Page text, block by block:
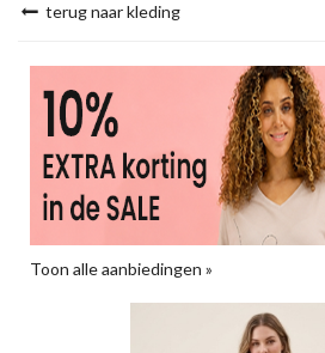
terug naar kleding
Toon alle aanbiedingen »